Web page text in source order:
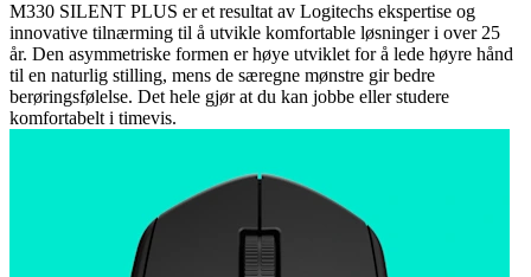
M330 SILENT PLUS er et resultat av Logitechs ekspertise og
innovative tilnærming til å utvikle komfortable løsninger i over 25
år. Den asymmetriske formen er høye utviklet for å lede høyre hånd
til en naturlig stilling, mens de særegne mønstre gir bedre
berøringsfølelse. Det hele gjør at du kan jobbe eller studere
komfortabelt i timevis.